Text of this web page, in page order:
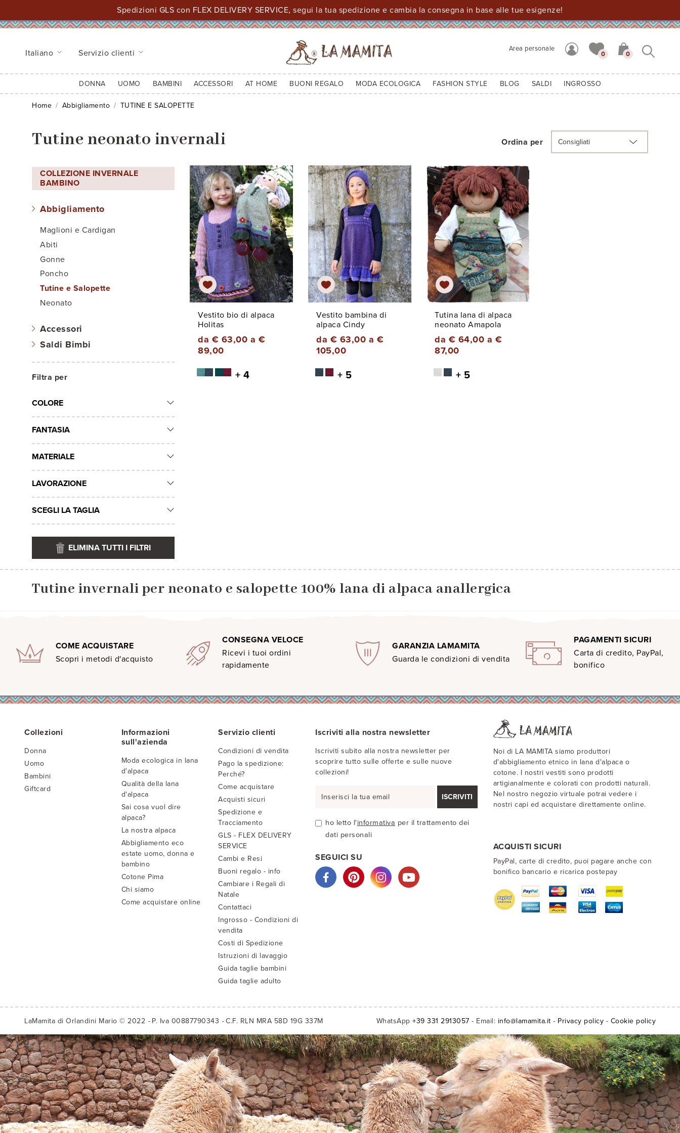
Spedizioni GLS con FLEX DELIVERY SERVICE, segui la tua spedizione e cambia la consegna in base alle tue esigenze!
Italiano Servizio clienti Area personale
0 0
DONNA UOMO BAMBINI ACCESSORI AT HOME BUONI REGALO MODA ECOLOGICA FASHION STYLE BLOG SALDI INGROSSO
Home Abbigliamento TUTINE E SALOPETTE
Tutine neonato invernali
COLLEZIONE INVERNALE
BAMBINO
Abbigliamento
Maglioni e Cardigan
Abiti
Gonne
Poncho
Tutine e Salopette
Neonato
Accessori
Saldi Bimbi
Filtra per
COLORE
FANTASIA
MATERIALE
LAVORAZIONE
SCEGLI LA TAGLIA
ELIMINA TUTTI I FILTRI
Ordina per
Vestito bio di alpaca
Holitas
da € 63,00 a €
89,00
+ 4
Vestito bambina di
alpaca Cindy
da € 63,00 a €
105,00
+ 5
Tutina lana di alpaca
neonato Amapola
da € 64,00 a €
87,00
+ 5
Tutine invernali per neonato e salopette 100% lana di alpaca anallergica
COME ACQUISTARE
Scopri i metodi d'acquisto
CONSEGNA VELOCE
Ricevi i tuoi ordini
rapidamente
GARANZIA LAMAMITA
Guarda le condizioni di vendita
PAGAMENTI SICURI
Carta di credito, PayPal,
bonifico
Collezioni
Donna
Uomo
Bambini
Giftcard
Informazioni
sull'azienda
Moda ecologica in lana
d'alpaca
Qualità della lana
d'alpaca
Sai cosa vuol dire
alpaca?
La nostra alpaca
Abbigliamento eco
estate uomo, donna e
bambino
Cotone Pima
Chi siamo
Come acquistare online
Servizio clienti
Condizioni di vendita
Pago la spedizione:
Perché?
Come acquistare
Acquisti sicuri
Spedizione e
Tracciamento
GLS - FLEX DELIVERY
SERVICE
Cambi e Resi
Buoni regalo - info
Cambiare i Regali di
Natale
Contattaci
Ingrosso - Condizioni di
vendita
Costi di Spedizione
Istruzioni di lavaggio
Guida taglie bambini
Guida taglie adulto
Iscriviti alla nostra newsletter
Iscriviti subito alla nostra newsletter per
scoprire tutto sulle offerte e sulle nuove
collezioni!
ISCRIVITI
ho letto l'informativa per il trattamento dei
dati personali
SEGUICI SU
Noi di LA MAMITA siamo produttori
d'abbigliamento etnico in lana d'alpaca o
cotone. I nostri vestiti sono prodotti
artigianalmente e colorati con prodotti naturali.
Nel nostro negozio virtuale potrai vedere i
nostri capi ed acquistare direttamente online.
ACQUISTI SICURI
PayPal, carte di credito, puoi pagare anche con
bonifico bancario e ricarica postepay
LaMamita di Orlandini Mario © 2022 P. Iva 00887790343 C.F. RLN MRA 58D 19G 337M WhatsApp +39 331 2913057 - Email: info@lamamita.it - Privacy policy - Cookie policy